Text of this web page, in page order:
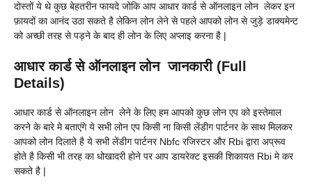
दोस्तों ये थे कुछ बेहतरीन फायदे जोकि आप आधार कार्ड से ऑनलाइन लोन लेकर इन
फ़ायदों का आनंद उठा सकते है लेकिन लोन लेने से पहले आपको लोन से जुड़े डाक्यमेन्ट
को अच्छी तरह से पड़ने के बाद ही लोन के लिए अप्लाइ करना है |
आधार कार्ड से ऑनलाइन लोन जानकारी (Full
Details)
आधार कार्ड से ऑनलाइन लोन लेने के लिए हम आपको कुछ लोन एप को इस्तेमाल
करने के बारे मे बताएंगे ये सभी लोन एप किसी ना किसी लेंडीग पार्टनर के साथ मिलकर
आपको लोन दिलाते है ये सभी लेंडीग पार्टनर Nbfc रजिस्टर और Rbi द्वारा अप्रूव
होते है किसी भी तरह का धोखादरी होने पर आप डायरेक्ट इसकी शिकायत Rbi मे कर
सकते है |